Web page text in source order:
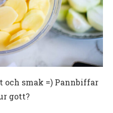
och smak =) Pannbiffar
gott?